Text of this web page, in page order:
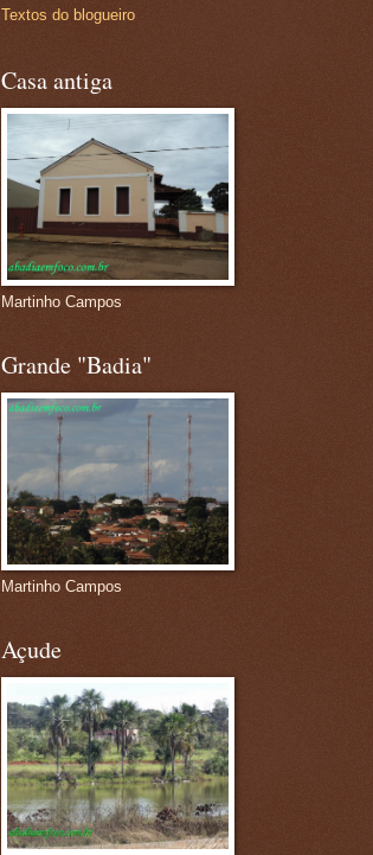
Textos do blogueiro
Casa antiga
Martinho Campos
Grande "Badia"
Martinho Campos
Açude